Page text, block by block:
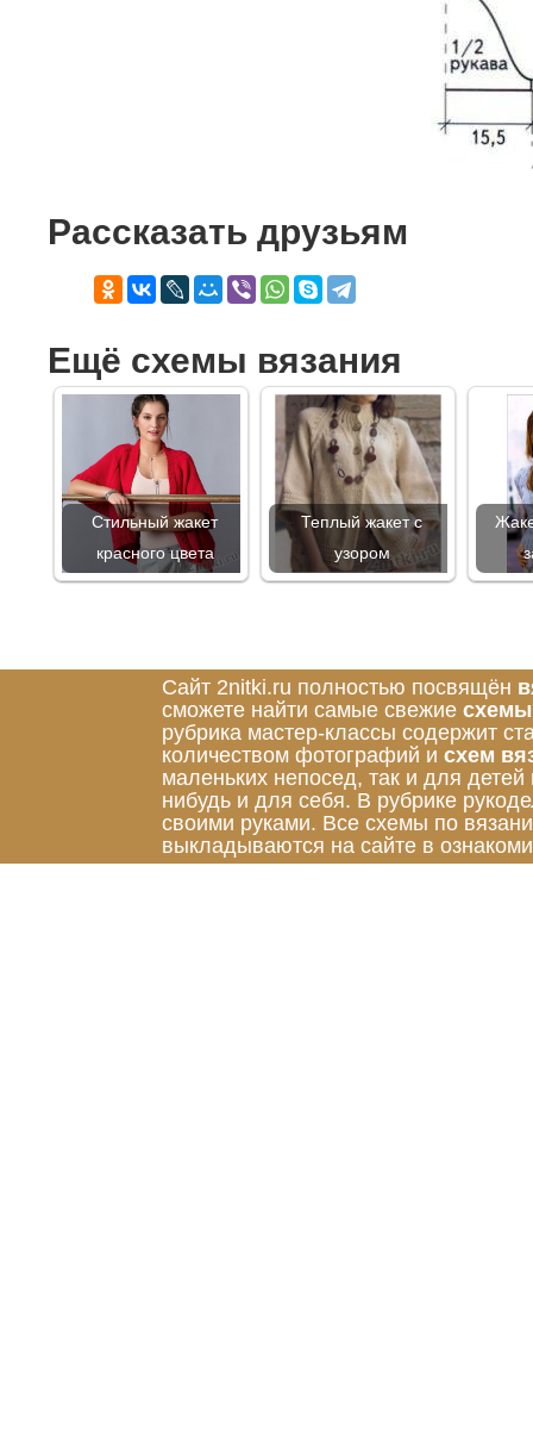
Рассказать друзьям
Ещё схемы вязания
Стильный жакет
красного цвета
Теплый жакет с
узором
Сайт 2nitki.ru полностью посвящён
сможете найти самые свежие схемы
рубрика мастер-классы содержит
количеством фотографий и схем
маленьких непосед, так и для
нибудь и для себя. В рубрике
своими руками. Все схемы по
выкладываются на сайте в